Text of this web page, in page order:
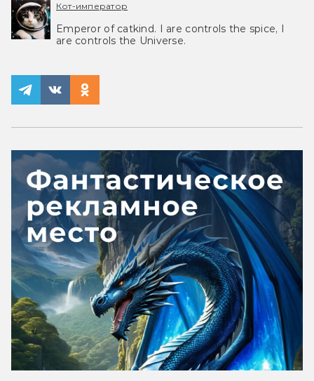
Кот-император
Emperor of catkind. I are controls the spice, I
are controls the Universe.